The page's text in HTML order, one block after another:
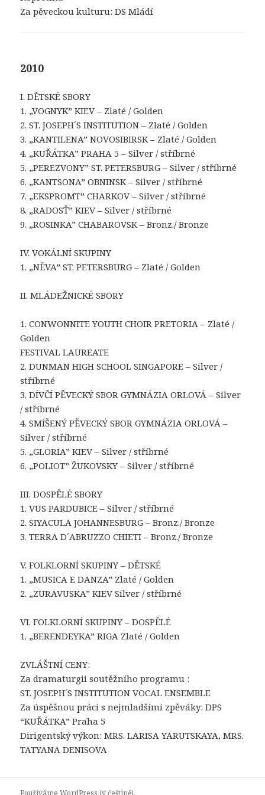
Za pěveckou kulturu: DS Mládí
2010
I. DĚTSKÉ SBORY
1. „VOGNYK” KIEV – Zlaté / Golden
2. ST. JOSEPH´S INSTITUTION – Zlaté / Golden
3. „KANTILENA” NOVOSIBIRSK – Zlaté / Golden
4. „KUŘÁTKA” PRAHA 5 – Silver / stříbrné
5. „PEREZVONY” ST. PETERSBURG – Silver / stříbrné
6. „KANTSONA” OBNINSK – Silver / stříbrné
7. „EKSPROMT” CHARKOV – Silver / stříbrné
8. „RADOSŤ” KIEV – Silver / stříbrné
9. „ROSINKA” CHABAROVSK – Bronz./ Bronze
IV. VOKÁLNÍ SKUPINY
1. „NĚVA” ST. PETERSBURG – Zlaté / Golden
II. MLÁDEŽNICKÉ SBORY
1. CONWONNITE YOUTH CHOIR PRETORIA – Zlaté /
Golden
FESTIVAL LAUREATE
2. DUNMAN HIGH SCHOOL SINGAPORE – Silver /
stříbrné
3. DÍVČÍ PĚVECKÝ SBOR GYMNÁZIA ORLOVÁ – Silver
/ stříbrné
4. SMÍŠENÝ PĚVECKÝ SBOR GYMNÁZIA ORLOVÁ –
Silver / stříbrné
5. „GLORIA” KIEV – Silver / stříbrné
6. „POLIOT” ŽUKOVSKY – Silver / stříbrné
III. DOSPĚLÉ SBORY
1. VUS PARDUBICE – Silver / stříbrné
2. SIYACULA JOHANNESBURG – Bronz./ Bronze
3. TERRA D´ABRUZZO CHIETI – Bronz./ Bronze
V. FOLKLORNÍ SKUPINY – DĚTSKÉ
1. „MUSICA E DANZA” Zlaté / Golden
2. „ZURAVUSKA” KIEV Silver / stříbrné
VI. FOLKLORNÍ SKUPINY – DOSPĚLÉ
1. „BERENDEYKA” RIGA Zlaté / Golden
ZVLÁŠTNÍ CENY:
Za dramaturgii soutěžního programu :
ST. JOSEPH´S INSTITUTION VOCAL ENSEMBLE
Za úspěšnou práci s nejmladšími zpěváky: DPS
“KUŘÁTKA” Praha 5
Dirigentský výkon: MRS. LARISA YARUTSKAYA, MRS.
TATYANA DENISOVA
Používáme WordPress (v češtině).